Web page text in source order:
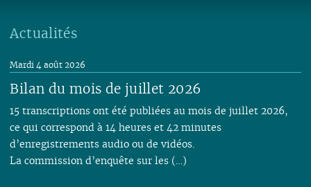
02
01
01
01
01
01
01
01
01
05
03
02
01
05
03
02
01
06
03
02
03
03
02
01
Actualités
Bilan du mois de juillet 2026
Mardi 4 août 2026
15 transcriptions ont été publiées au mois de juillet 2026,
ce qui correspond à 14 heures et 42 minutes
d’enregistrements audio ou de vidéos.
La commission d’enquête sur les (…)